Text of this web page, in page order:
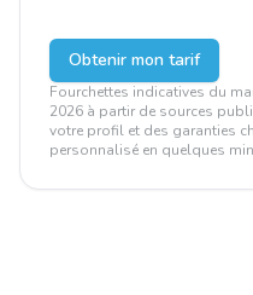
Obtenir mon tarif
Fourchettes indicatives du
2026 à partir de sources
votre profil et des garanties
personnalisé en quelques